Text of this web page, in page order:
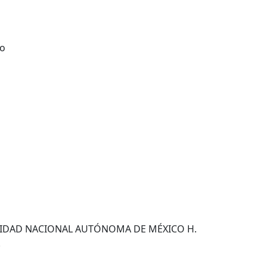
NACIONAL AUTÓNOMA DE MÉXICO H.